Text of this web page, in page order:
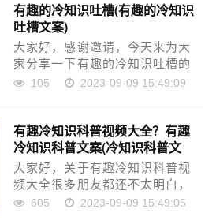
还望关注收藏下本站，您的支持
是我们最大的动力，谢谢……
有趣的冷知识吐槽(有趣的冷知识
吐槽文案)
大家好，感谢邀请，今天来为大
家分享一下有趣的冷知识吐槽的
问题，以及和有趣的冷知识吐槽
接下来将为大家分享，希望可以
帮助到大家，解决大家……
105 2023-09-09 15:49:09
有趣冷知识科普视频大全？有趣
冷知识科普文案(冷知识科普文
800字)
大家好，关于有趣冷知识科普视
频大全很多朋友都还不太明白，
今天小编就来为大家分享关于有
605 2023-09-09 15:49:05